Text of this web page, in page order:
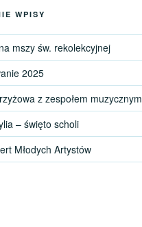
WPISY
mszy św. rekolekcyjnej
2025
z zespołem muzycznym
– święto scholi
Młodych Artystów